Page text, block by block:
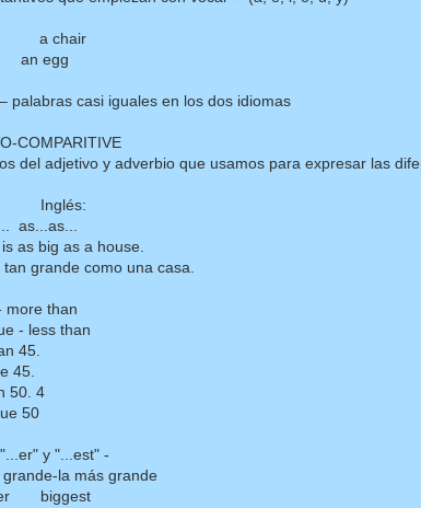
a chair
egg
palabras casi iguales en los dos idiomas
COMPARITIVE
del adjetivo y adverbio que usamos para expresar las
Inglés:
as...as...
as big as a house.
grande como una casa.
than
- less than
45.
45.
50. 4
50
y "...est" -
la más grande
biggest